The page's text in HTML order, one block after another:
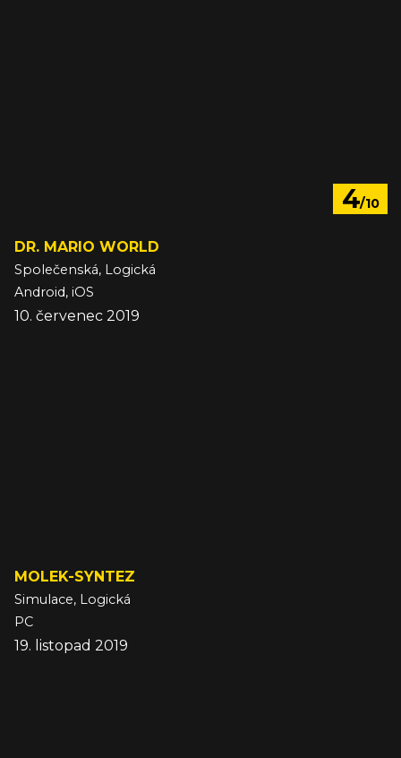
4/10
DR. MARIO WORLD
Společenská, Logická
Android, iOS
10. červenec 2019
MOLEK-SYNTEZ
Simulace, Logická
PC
19. listopad 2019